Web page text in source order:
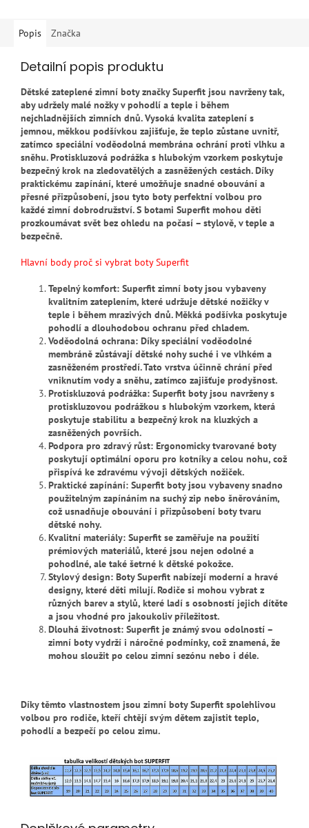
Popis Značka
Detailní popis produktu
Dětské zateplené zimní boty značky Superfit jsou navrženy tak,
aby udržely malé nožky v pohodlí a teple i během
nejchladnějších zimních dnů. Vysoká kvalita zateplení s
jemnou, měkkou podšívkou zajišťuje, že teplo zůstane uvnitř,
zatímco speciální voděodolná membrána ochrání proti vlhku a
sněhu. Protiskluzová podrážka s hlubokým vzorkem poskytuje
bezpečný krok na zledovatělých a zasněžených cestách. Díky
praktickému zapínání, které umožňuje snadné obouvání a
přesné přizpůsobení, jsou tyto boty perfektní volbou pro
každé zimní dobrodružství. S botami Superfit mohou děti
prozkoumávat svět bez ohledu na počasí – stylově, v teple a
bezpečně.
Hlavní body proč si vybrat boty Superfit
Tepelný komfort: Superfit zimní boty jsou vybaveny
kvalitním zateplením, které udržuje dětské nožičky v
teple i během mrazivých dnů. Měkká podšívka poskytuje
pohodlí a dlouhodobou ochranu před chladem.
Voděodolná ochrana: Díky speciální voděodolné
membráně zůstávají dětské nohy suché i ve vlhkém a
zasněženém prostředí. Tato vrstva účinně chrání před
vniknutím vody a sněhu, zatímco zajišťuje prodyšnost.
Protiskluzová podrážka: Superfit boty jsou navrženy s
protiskluzovou podrážkou s hlubokým vzorkem, která
poskytuje stabilitu a bezpečný krok na kluzkých a
zasněžených površích.
Podpora pro zdravý růst: Ergonomicky tvarované boty
poskytují optimální oporu pro kotníky a celou nohu, což
přispívá ke zdravému vývoji dětských nožiček.
Praktické zapínání: Superfit boty jsou vybaveny snadno
použitelným zapínáním na suchý zip nebo šněrováním,
což usnadňuje obouvání i přizpůsobení boty tvaru
dětské nohy.
Kvalitní materiály: Superfit se zaměřuje na použití
prémiových materiálů, které jsou nejen odolné a
pohodlné, ale také šetrné k dětské pokožce.
Stylový design: Boty Superfit nabízejí moderní a hravé
designy, které děti milují. Rodiče si mohou vybrat z
různých barev a stylů, které ladí s osobností jejich dítěte
a jsou vhodné pro jakoukoliv příležitost.
Dlouhá životnost: Superfit je známý svou odolností –
zimní boty vydrží i náročné podmínky, což znamená, že
mohou sloužit po celou zimní sezónu nebo i déle.
Díky těmto vlastnostem jsou zimní boty Superfit spolehlivou
volbou pro rodiče, kteří chtějí svým dětem zajistit teplo,
pohodlí a bezpečí po celou zimu.